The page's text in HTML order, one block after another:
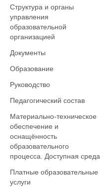
Структура и органы
управления
образовательной
организацией
Документы
Образование
Руководство
Педагогический состав
Материально-техническое
обеспечение и
оснащённость
образовательного
процесса. Доступная среда
Платные образовательные
услуги